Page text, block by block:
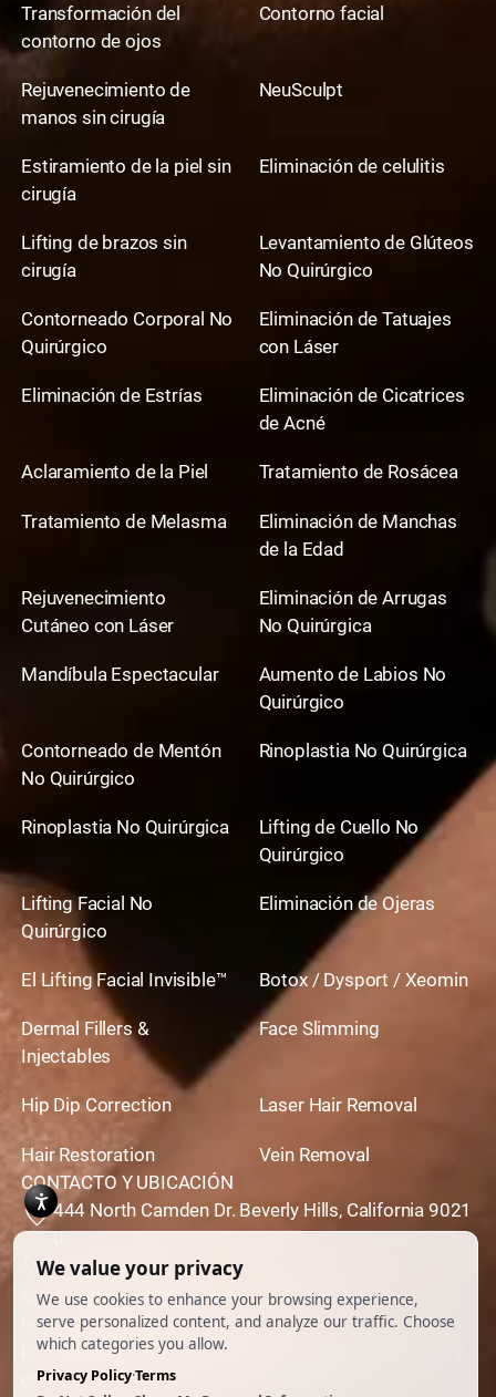
Transformación del
contorno de ojos
Contorno facial
Rejuvenecimiento de
manos sin cirugía
NeuSculpt
Estiramiento de la piel sin
cirugía
Eliminación de celulitis
Lifting de brazos sin
cirugía
Levantamiento de Glúteos
No Quirúrgico
Contorneado Corporal No
Quirúrgico
Eliminación de Tatuajes
con Láser
Eliminación de Estrías
Eliminación de Cicatrices
de Acné
Aclaramiento de la Piel Tratamiento de Rosácea
Tratamiento de Melasma
Eliminación de Manchas
de la Edad
Rejuvenecimiento
Cutáneo con Láser
Eliminación de Arrugas
No Quirúrgica
Mandíbula Espectacular
Aumento de Labios No
Quirúrgico
Contorneado de Mentón
No Quirúrgico
Rinoplastia No Quirúrgica
Rinoplastia No Quirúrgica
Lifting de Cuello No
Quirúrgico
Lifting Facial No
Quirúrgico
Eliminación de Ojeras
El Lifting Facial Invisible™ Botox / Dysport / Xeomin
Dermal Fillers &
Injectables
Face Slimming
Hip Dip Correction Laser Hair Removal
Hair Restoration
Vein Removal
CONTACTO Y UBICACIÓN
444 North Camden Dr. Beverly Hills, California 9021
0
310,651,6267
© 2026 Todos los derechos reservados.
Impulsado porAnkord Media
Política de privacidad|Descargo de responsabilidad y
condiciones de uso